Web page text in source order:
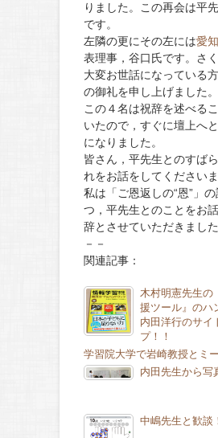
りました。この再会は平
です。
左隣の更にその左には愛
表理事，谷口氏です。さ
大変お世話になっている
の御礼を申し上げました。
この４名は祝辞を述べる
いたので，すぐに壇上へ
になりました。
皆さん，平先生とのすば
れをお話をしてくださいま
私は「ご恩返しの“恩”」
つ，平先生とのことをお
辞とさせていただきました
－－
関連記事：
木村明憲先生の
援ツール』のハ
内田洋行のサイ
プ！！
学習院大学で岩崎教授とミ
内田先生から写
中嶋先生と歓談